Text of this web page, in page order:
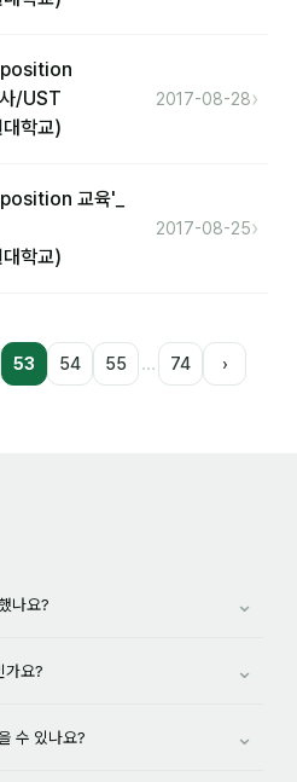
/UST
학교)
2017-08-28›
교육'_
학교)
2017-08-25›
53 54 55 … 74 ›
나요? ⌄
가요? ⌄
수 있나요? ⌄